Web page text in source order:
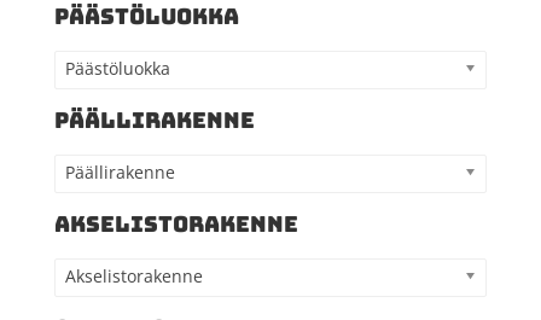
PÄÄSTÖLUOKKA
Päästöluokka
PÄÄLLIRAKENNE
Päällirakenne
AKSELISTORAKENNE
Akselistorakenne